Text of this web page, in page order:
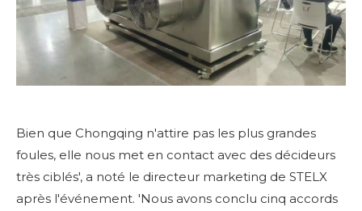
Bien que Chongqing n'attire pas les plus grandes
foules, elle nous met en contact avec des décideurs
très ciblés', a noté le directeur marketing de STELX
après l'événement. 'Nous avons conclu cinq accords